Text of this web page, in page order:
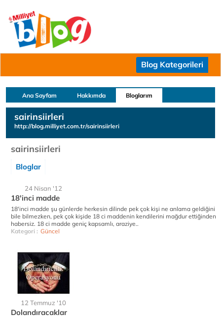
Blog Kategorileri
Ana Sayfam Hakkımda Bloglarım
sairinsiirleri
http://blog.milliyet.com.tr/sairinsiirleri
sairinsiirleri
Bloglar
24 Nisan '12
18'inci madde
18'inci madde şu günlerde herkesin dilinde pek çok kişi ne anlama geldiğini
bile bilmezken, pek çok kişide 18 ci maddenin kendilerini mağdur ettiğinden
habersiz. 18 ci madde geniç kapsamlı, araziye..
Kategori : Güncel
12 Temmuz '10
Dolandıracaklar